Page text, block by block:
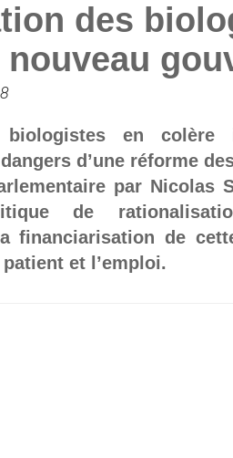
des
en
d’une réforme
par Nicolas
de
financiarisation de
et l’emploi.